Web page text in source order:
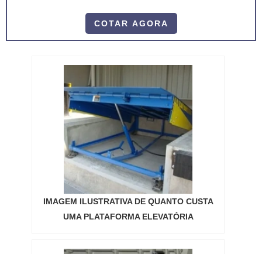
Quando a temática é plataforma articulada
JLG 450AJ, com a ASL Equipamentos atingirá
resultados dos clientes. DIFERENCIAIS
IMPORTANTES DE PLATAFORMA
ARTICULADA JLG 450AJ Há muitas
maneiras eficientes de...
COTAR AGORA
IMAGEM ILUSTRATIVA DE QUANTO CUSTA
UMA PLATAFORMA ELEVATÓRIA